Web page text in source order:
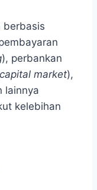
berbasis
), perbankan
capital market),
lainnya
kelebihan